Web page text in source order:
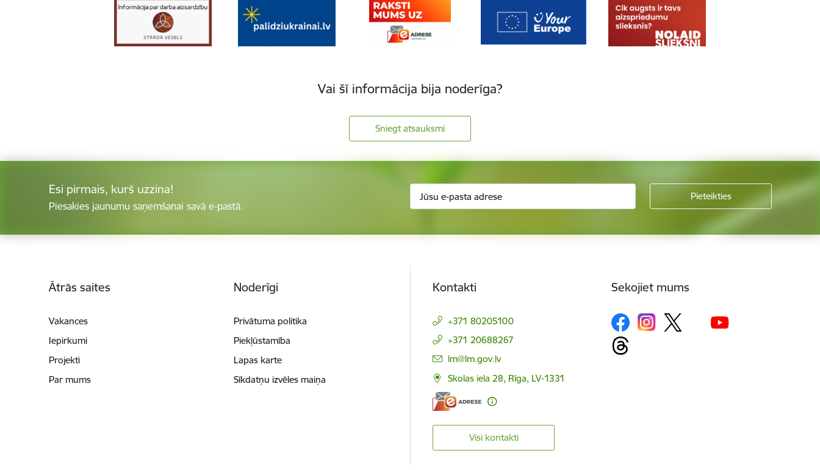
Vai šī informācija bija noderīga?
Sniegt atsauksmi
Esi pirmais, kurš uzzina!
Piesakies jaunumu saņemšanai savā e-pastā.
Ātrās saites
Vakances
Iepirkumi
Projekti
Par mums
Noderīgi
Privātuma politika
Piekļūstamība
Lapas karte
Sīkdatņu izvēles maiņa
Kontakti
+371 80205100
+371 20688267
E-pasts:
lm@lm.gov.lv
Skolas iela 28, Rīga, LV-1331
Visi kontakti
Sekojiet mums